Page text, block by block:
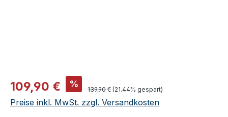
Verkaufspreis:
109,90 € % Regulärer Preis:
139,90 € (21.44% gespart)
Preise inkl. MwSt. zzgl. Versandkosten